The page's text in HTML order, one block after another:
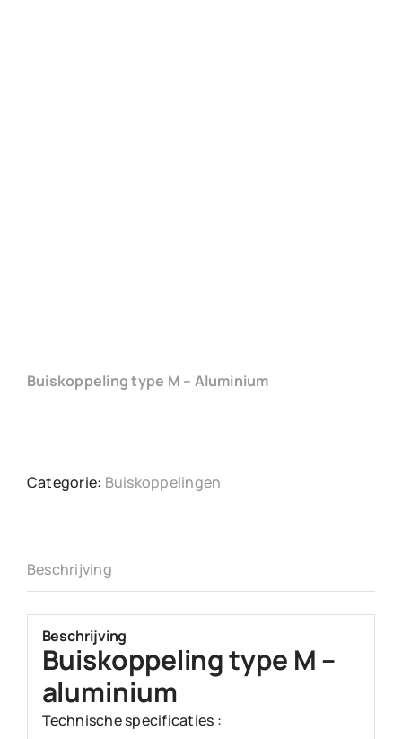
Buiskoppeling type M – Aluminium
Categorie: Buiskoppelingen
Beschrijving
Beschrijving
Buiskoppeling type M –
aluminium
Technische specificaties :